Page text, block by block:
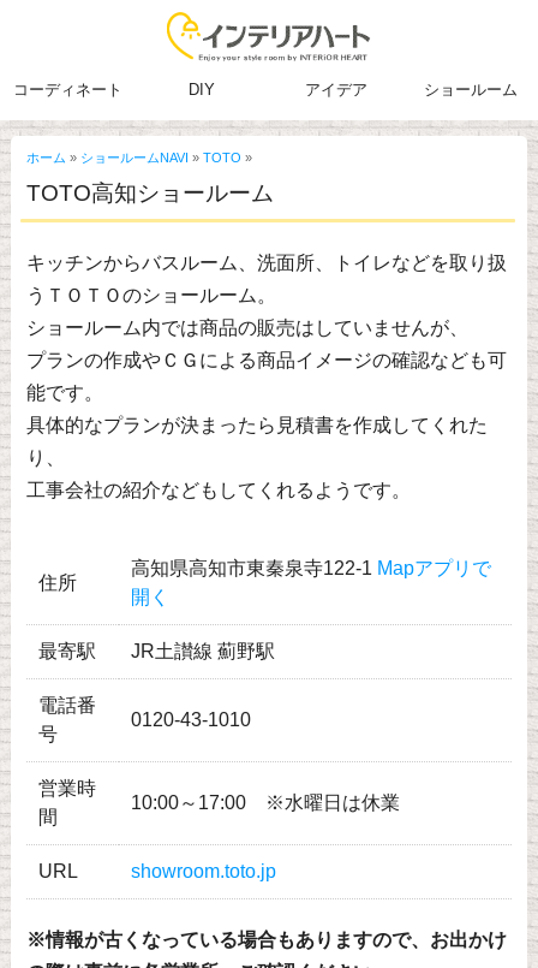
コーディネート DIY アイデア ショールーム
ホーム » ショールームNAVI » TOTO »
TOTO高知ショールーム
キッチンからバスルーム、洗面所、トイレなどを取り扱
うＴＯＴＯのショールーム。
ショールーム内では商品の販売はしていませんが、
プランの作成やＣＧによる商品イメージの確認なども可
能です。
具体的なプランが決まったら見積書を作成してくれた
り、
工事会社の紹介などもしてくれるようです。
住所
高知県高知市東秦泉寺122-1 Mapアプリで
開く
最寄駅 JR土讃線 薊野駅
電話番
号
0120-43-1010
営業時
間
10:00～17:00 ※水曜日は休業
URL showroom.toto.jp
※情報が古くなっている場合もありますので、お出かけ